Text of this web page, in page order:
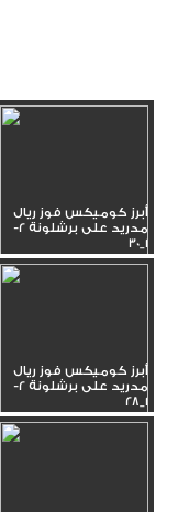
أبرز كوميكس فوز ريال
مدريد على برشلونة 2-
1_30
أبرز كوميكس فوز ريال
مدريد على برشلونة 2-
1_28